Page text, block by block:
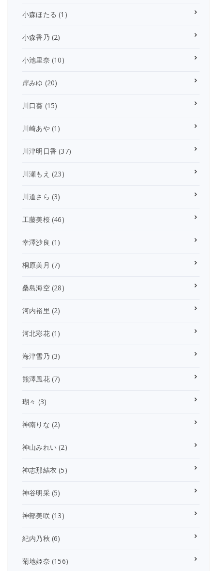
小森ほたる (1)
小森香乃 (2)
小池里奈 (10)
岸みゆ (20)
川口葵 (15)
川崎あや(1)
川津明日香 (37)
川瀬もえ (23)
川道さら (3)
工藤美桜(46)
幸澤沙良 (1)
桐原美月 (7)
桑島海空(28)
河内裕里 (2)
河北彩花(1)
海津雪乃 (3)
熊澤風花(7)
瑚々 (3)
神南りな (2)
神山みれい (2)
神志那結衣 (5)
神谷明采(5)
神部美咲(13)
紀内乃秋 (6)
菊地姫奈 (156)